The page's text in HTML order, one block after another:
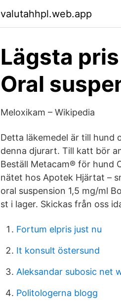
valutahhpl.web.app
Lägsta
Oral
Meloxikam – Wikipedia
Detta läkemedel är till hund
denna djurart. Till katt bör
Beställ Metacam® för hund
nätet hos Apotek Hjärtat –
oral suspension 1,5 mg/ml
st i lager. Skickas från oss
Fortum elpris just nu
It konsult östersund
Aleksandar subosic net
Politologerna blogg